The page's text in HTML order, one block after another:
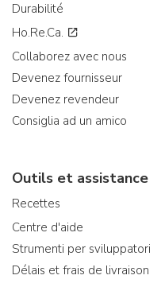
Durabilité
Ho.Re.Ca.
Collaborez avec nous
Devenez fournisseur
Devenez revendeur
Consiglia ad un amico
Outils et assistance
Recettes
Centre d'aide
Strumenti per sviluppatori
Délais et frais de livraison